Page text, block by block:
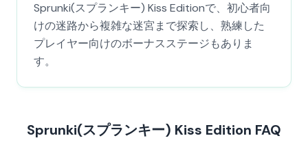
Sprunki(スプランキー) Kiss Editionで、初心者向
けの迷路から複雑な迷宮まで探索し、熟練した
プレイヤー向けのボーナスステージもありま
す。
Sprunki(スプランキー) Kiss Edition FAQ